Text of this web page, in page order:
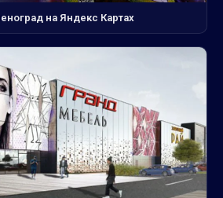
на Яндекс Картах